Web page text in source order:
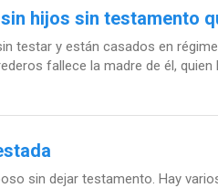
hijos sin testamento
testar y están casados en
fallece la madre de él, quien
sin dejar testamento. Hay